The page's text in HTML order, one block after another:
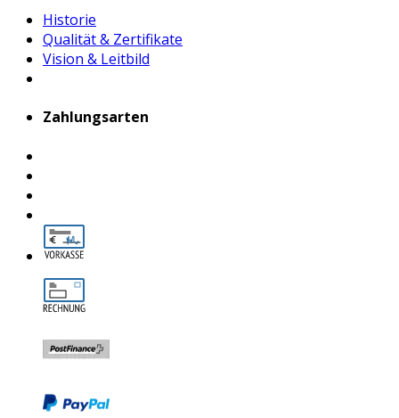
Historie
Qualität & Zertifikate
Vision & Leitbild
Zahlungsarten